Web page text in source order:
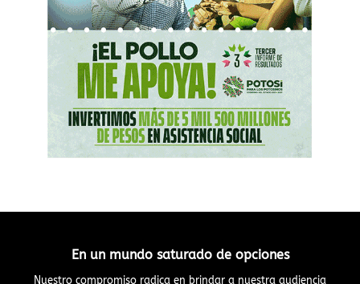
En un mundo saturado de opciones
Nuestro compromiso radica en brindar a nuestra audiencia